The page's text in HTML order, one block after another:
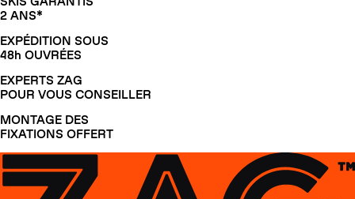
2 ANS*
EXPÉDITION SOUS
48h OUVRÉES
EXPERTS ZAG
POUR VOUS CONSEILLER
MONTAGE DES
FIXATIONS OFFERT